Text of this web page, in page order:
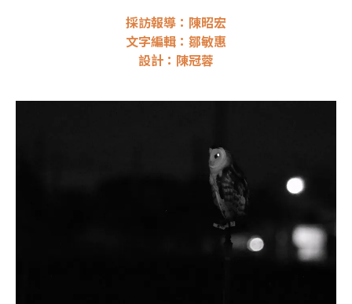
採訪報導：陳昭宏
文字編輯：鄒敏惠
設計：陳冠蓉